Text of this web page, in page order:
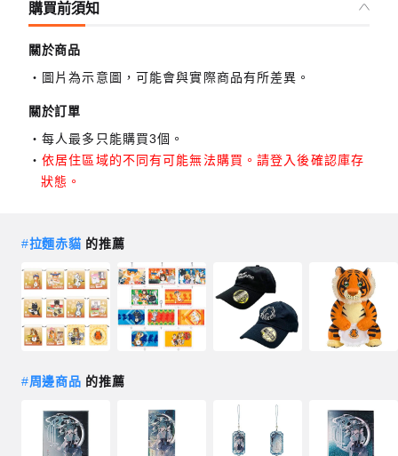
購買前須知
關於商品
圖片為示意圖，可能會與實際商品有所差異。
關於訂單
每人最多只能購買3個。
依居住區域的不同有可能無法購買。請登入後確認庫存
狀態。
#拉麵赤貓 的推薦
#周邊商品 的推薦